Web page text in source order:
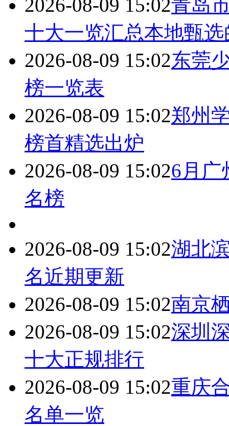
2026-08-09 15:02青岛
十大一览汇总本地甄选
2026-08-09 15:02东莞
榜一览表
2026-08-09 15:02郑州
榜首精选出炉
2026-08-09 15:026月广
名榜
2026-08-09 15:02湖北
名近期更新
2026-08-09 15:02南京
2026-08-09 15:02深圳
十大正规排行
2026-08-09 15:02重庆
名单一览